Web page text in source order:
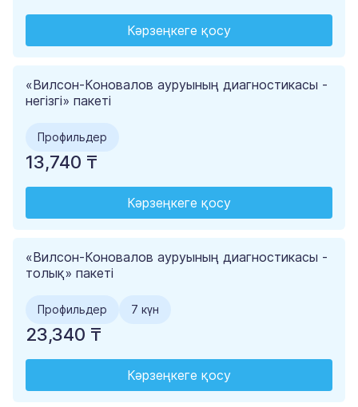
Кәрзеңкеге қосу
«Вилсон-Коновалов ауруының диагностикасы -
негізгі» пакеті
Профильдер
13,740 ₸
Кәрзеңкеге қосу
«Вилсон-Коновалов ауруының диагностикасы -
толық» пакеті
Профильдер 7 күн
23,340 ₸
Кәрзеңкеге қосу